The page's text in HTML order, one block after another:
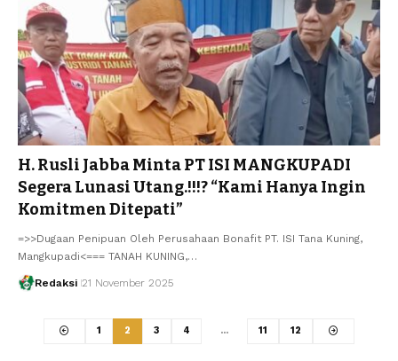
H. Rusli Jabba Minta PT ISI MANGKUPADI
Segera Lunasi Utang.!!!? “Kami Hanya Ingin
Komitmen Ditepati”
=>>Dugaan Penipuan Oleh Perusahaan Bonafit PT. ISI Tana Kuning,
Mangkupadi<=== TANAH KUNING,…
Redaksi 21 November 2025
1 2 3 4 … 11 12